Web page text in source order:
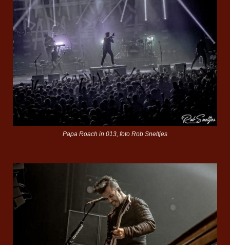
Papa Roach in 013, foto Rob Sneltjes